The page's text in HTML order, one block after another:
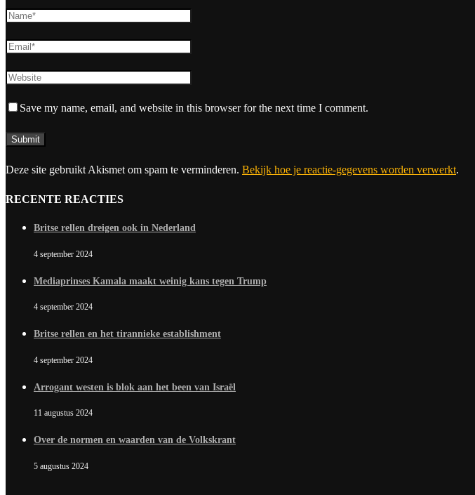
Save my name, email, and website in this browser for the next time I comment.
Deze site gebruikt Akismet om spam te verminderen. Bekijk hoe je reactie-gegevens worden verwerkt.
RECENTE REACTIES
Britse rellen dreigen ook in Nederland
4 september 2024
Mediaprinses Kamala maakt weinig kans tegen Trump
4 september 2024
Britse rellen en het tirannieke establishment
4 september 2024
Arrogant westen is blok aan het been van Israël
11 augustus 2024
Over de normen en waarden van de Volkskrant
5 augustus 2024